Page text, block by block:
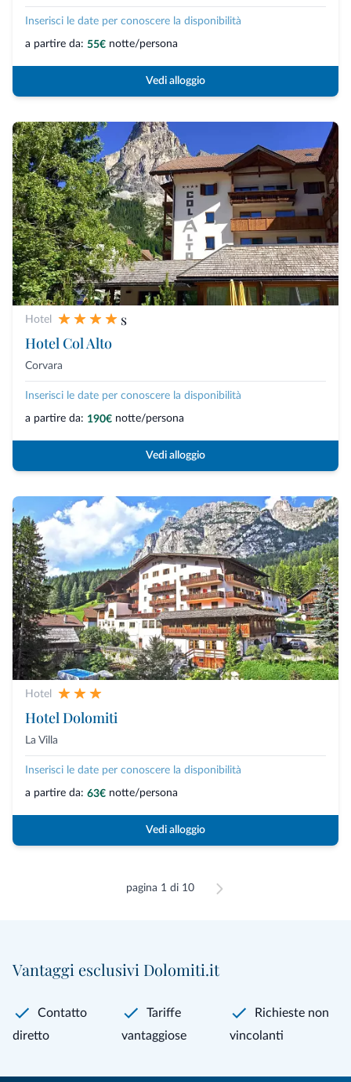
Inserisci le date per conoscere la disponibilità
a partire da: 55€ notte/persona
Vedi alloggio
Hotel
s
Hotel Col Alto
Corvara
Inserisci le date per conoscere la disponibilità
a partire da: 190€ notte/persona
Vedi alloggio
Hotel
Hotel Dolomiti
La Villa
Inserisci le date per conoscere la disponibilità
a partire da: 63€ notte/persona
Vedi alloggio
pagina 1 di 10
Vantaggi esclusivi Dolomiti.it
Contatto
diretto
Tariffe
vantaggiose
Richieste non
vincolanti